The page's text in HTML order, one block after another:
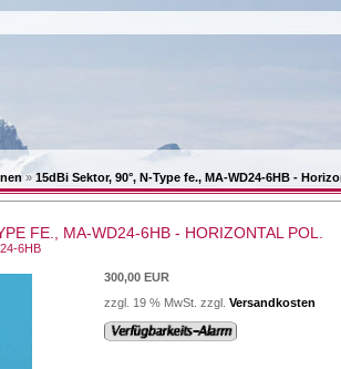
» 15dBi Sektor, 90°, N-Type fe., MA-WD24-6HB -
FE., MA-WD24-6HB - HORIZONTAL POL.
6HB
300,00 EUR
zzgl. 19 % MwSt. zzgl. Versandkosten